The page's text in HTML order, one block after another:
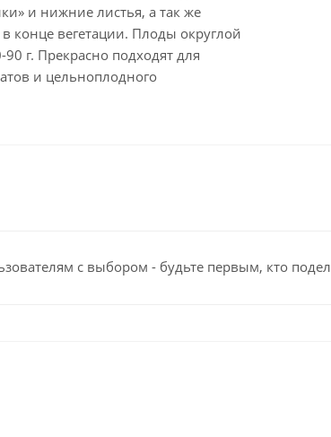
и нижние листья, а так же
конце вегетации. Плоды округлой
г. Прекрасно подходят для
и цельноплодного
с выбором - будьте первым, кто